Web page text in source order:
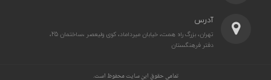
آدرس
تهران، بزرگ راه همت، خیابان میرداماد، کوی ولیعصر ،ساختمان 25،
دفتر فرهنگستان
تمامی حقوق این سایت محفوظ است.